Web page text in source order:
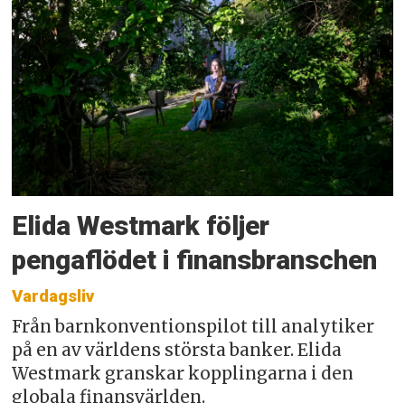
Elida Westmark följer
pengaflödet i finansbranschen
Vardagsliv
Från barnkonventionspilot till analytiker
på en av världens största banker. Elida
Westmark granskar kopplingarna i den
globala finansvärlden.